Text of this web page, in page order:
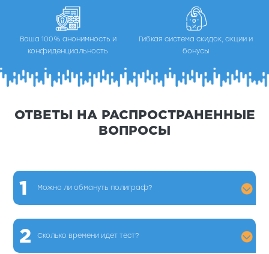
Ваша 100% анонимность и
конфиденциальность
Гибкая система скидок, акции и
бонусы
ОТВЕТЫ НА РАСПРОСТРАНЕННЫЕ
ВОПРОСЫ
1 Можно ли обмануть полиграф?
2 Сколько времени идет тест?